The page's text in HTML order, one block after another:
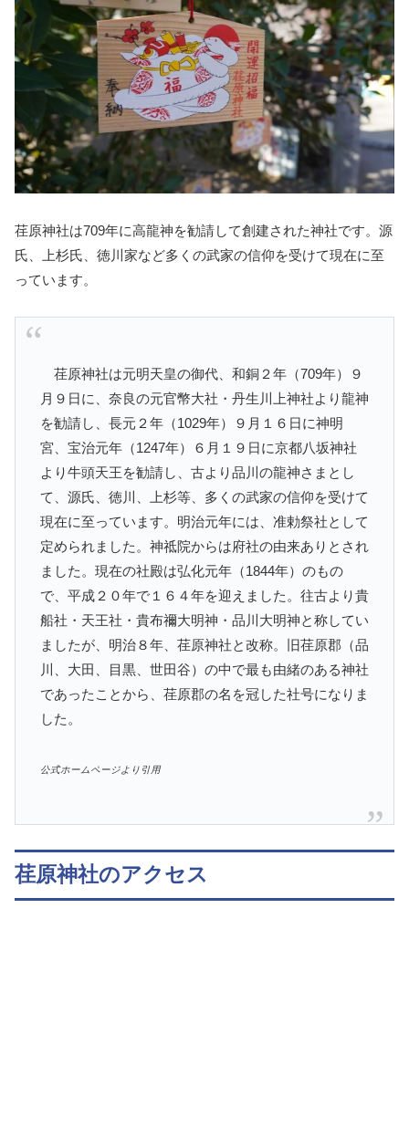
荏原神社は709年に高龍神を勧請して創建された神社です。源
氏、上杉氏、徳川家など多くの武家の信仰を受けて現在に至
っています。
荏原神社は元明天皇の御代、和銅２年（709年）９
月９日に、奈良の元官幣大社・丹生川上神社より龍神
を勧請し、長元２年（1029年）９月１６日に神明
宮、宝治元年（1247年）６月１９日に京都八坂神社
より牛頭天王を勧請し、古より品川の龍神さまとし
て、源氏、徳川、上杉等、多くの武家の信仰を受けて
現在に至っています。明治元年には、准勅祭社として
定められました。神祗院からは府社の由来ありとされ
ました。現在の社殿は弘化元年（1844年）のもの
で、平成２０年で１６４年を迎えました。往古より貴
船社・天王社・貴布禰大明神・品川大明神と称してい
ましたが、明治８年、荏原神社と改称。旧荏原郡（品
川、大田、目黒、世田谷）の中で最も由緒のある神社
であったことから、荏原郡の名を冠した社号になりま
した。
公式ホームページより引用
荏原神社のアクセス